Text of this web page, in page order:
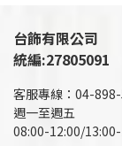
台飾有限公司
統編:27805091
客服專線：04-
週一至週五
08:00-12:00/